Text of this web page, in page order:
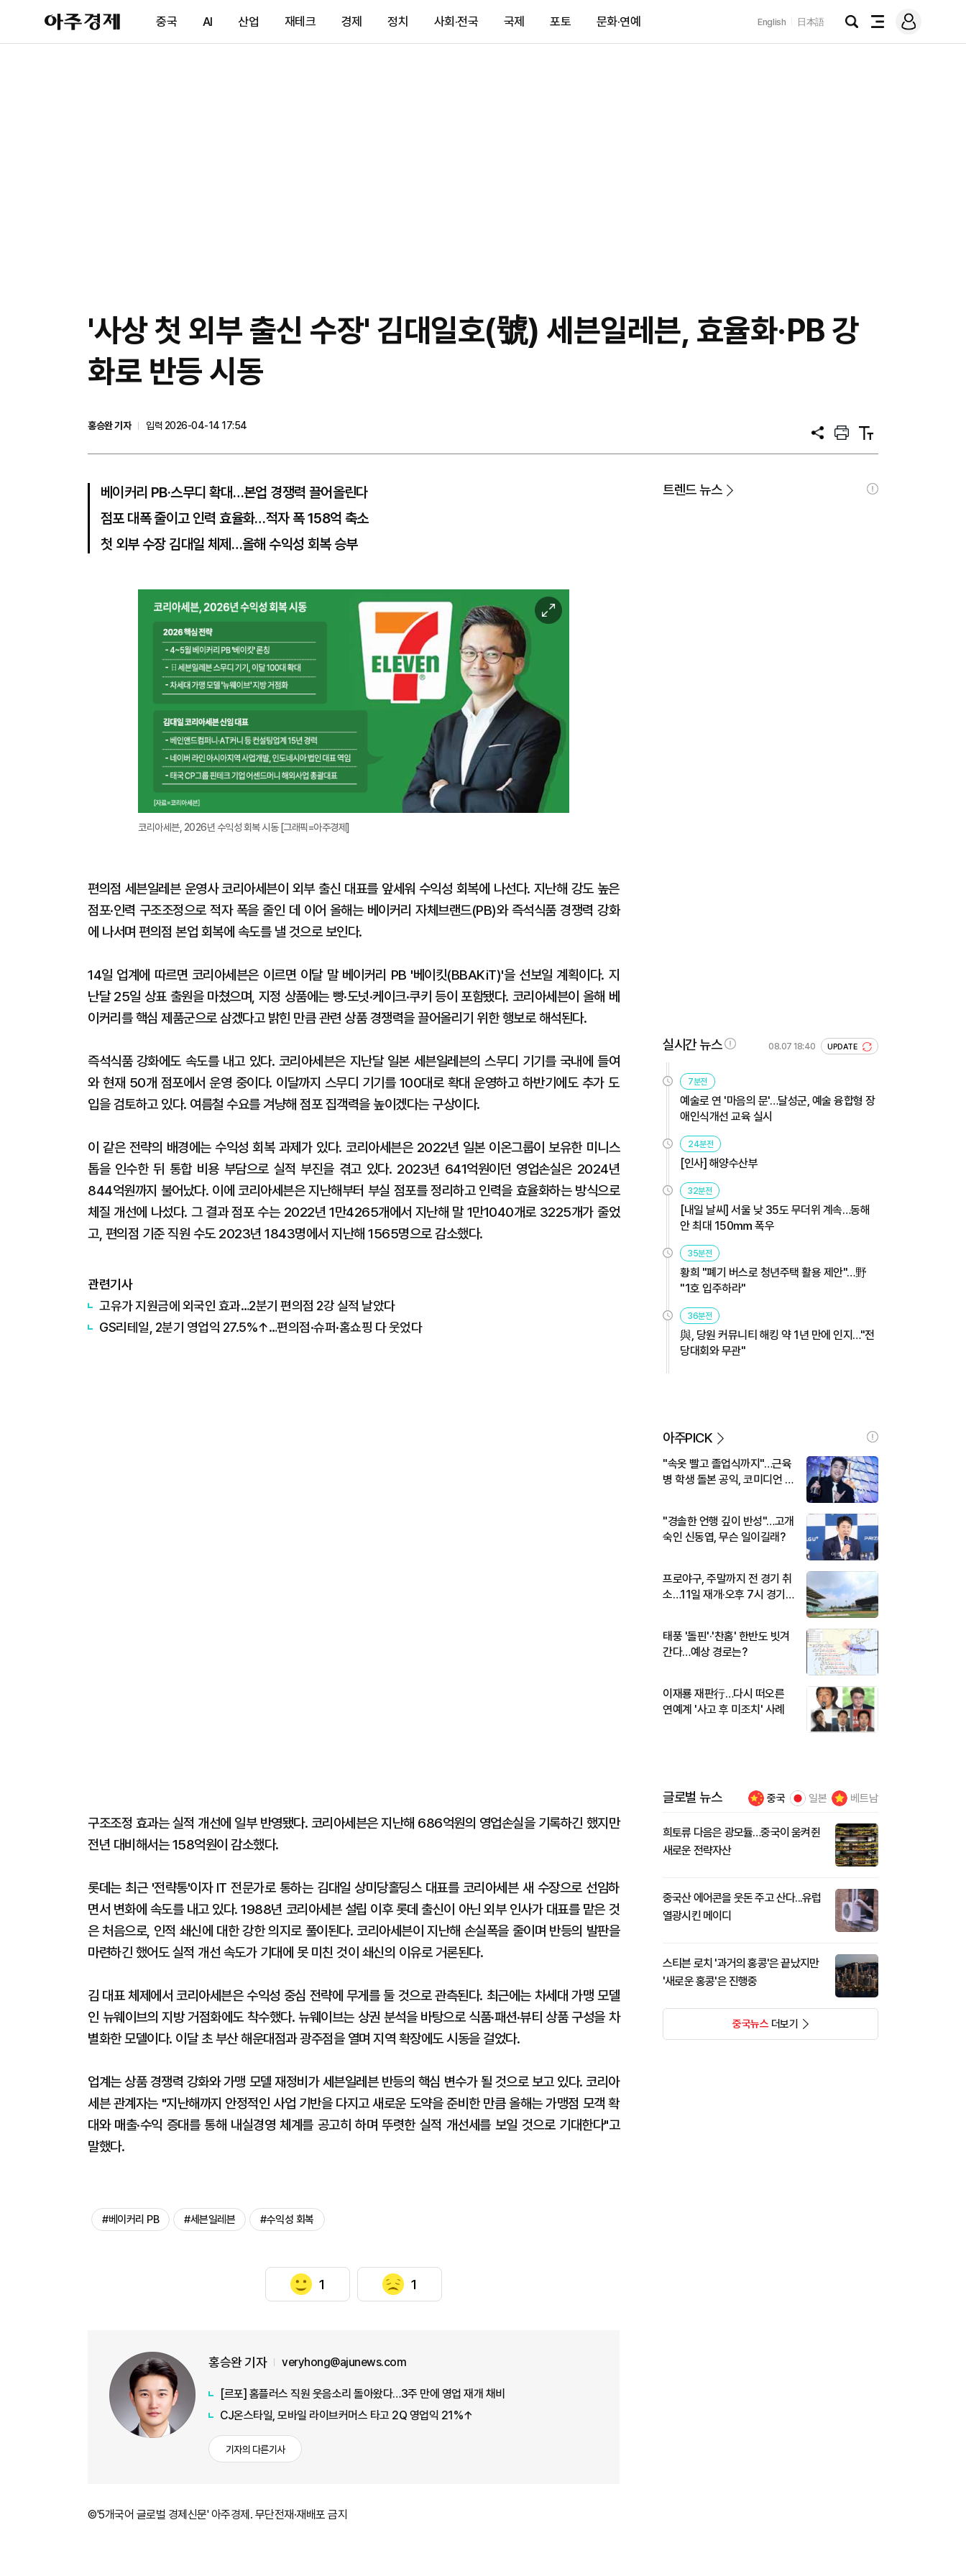
아
주
제
중국 AI 산업 재테크 경제 정치 사회·전국 국제 포토 문화·연예 English 日本語
검
전
메
그
'사상 첫 외부 출신 수장' 김대일호(號) 세븐일레븐, 효율화·PB 강
화로 반등 시동
홍승완 기자
입력 2026-04-14 17:54
공
프
트
텍
트
베이커리 PB·스무디 확대…본업 경쟁력 끌어올린다
점포 대폭 줄이고 인력 효율화…적자 폭 158억 축소
첫 외부 수장 김대일 체제…올해 수익성 회복 승부
이
미
코리아세븐, 2026년 수익성 회복 시동 [그래픽=아주경제]
편의점 세븐일레븐 운영사 코리아세븐이 외부 출신 대표를 앞세워 수익성 회복에 나선다. 지난해 강도 높은
점포·인력 구조조정으로 적자 폭을 줄인 데 이어 올해는 베이커리 자체브랜드(PB)와 즉석식품 경쟁력 강화
에 나서며 편의점 본업 회복에 속도를 낼 것으로 보인다.
14일 업계에 따르면 코리아세븐은 이르면 이달 말 베이커리 PB '베이킷(BBAKiT)'을 선보일 계획이다. 지
난달 25일 상표 출원을 마쳤으며, 지정 상품에는 빵·도넛·케이크·쿠키 등이 포함됐다. 코리아세븐이 올해 베
이커리를 핵심 제품군으로 삼겠다고 밝힌 만큼 관련 상품 경쟁력을 끌어올리기 위한 행보로 해석된다.
즉석식품 강화에도 속도를 내고 있다. 코리아세븐은 지난달 일본 세븐일레븐의 스무디 기기를 국내에 들여
와 현재 50개 점포에서 운영 중이다. 이달까지 스무디 기기를 100대로 확대 운영하고 하반기에도 추가 도
입을 검토하고 있다. 여름철 수요를 겨냥해 점포 집객력을 높이겠다는 구상이다.
이 같은 전략의 배경에는 수익성 회복 과제가 있다. 코리아세븐은 2022년 일본 이온그룹이 보유한 미니스
톱을 인수한 뒤 통합 비용 부담으로 실적 부진을 겪고 있다. 2023년 641억원이던 영업손실은 2024년
844억원까지 불어났다. 이에 코리아세븐은 지난해부터 부실 점포를 정리하고 인력을 효율화하는 방식으로
체질 개선에 나섰다. 그 결과 점포 수는 2022년 1만4265개에서 지난해 말 1만1040개로 3225개가 줄었
고, 편의점 기준 직원 수도 2023년 1843명에서 지난해 1565명으로 감소했다.
관련기사
고유가 지원금에 외국인 효과…2분기 편의점 2강 실적 날았다
GS리테일, 2분기 영업익 27.5%↑…편의점·슈퍼·홈쇼핑 다 웃었다
구조조정 효과는 실적 개선에 일부 반영됐다. 코리아세븐은 지난해 686억원의 영업손실을 기록하긴 했지만
전년 대비해서는 158억원이 감소했다.
롯데는 최근 '전략통'이자 IT 전문가로 통하는 김대일 상미당홀딩스 대표를 코리아세븐 새 수장으로 선임하
면서 변화에 속도를 내고 있다. 1988년 코리아세븐 설립 이후 롯데 출신이 아닌 외부 인사가 대표를 맡은 것
은 처음으로, 인적 쇄신에 대한 강한 의지로 풀이된다. 코리아세븐이 지난해 손실폭을 줄이며 반등의 발판을
마련하긴 했어도 실적 개선 속도가 기대에 못 미친 것이 쇄신의 이유로 거론된다.
김 대표 체제에서 코리아세븐은 수익성 중심 전략에 무게를 둘 것으로 관측된다. 최근에는 차세대 가맹 모델
인 뉴웨이브의 지방 거점화에도 착수했다. 뉴웨이브는 상권 분석을 바탕으로 식품·패션·뷰티 상품 구성을 차
별화한 모델이다. 이달 초 부산 해운대점과 광주점을 열며 지역 확장에도 시동을 걸었다.
업계는 상품 경쟁력 강화와 가맹 모델 재정비가 세븐일레븐 반등의 핵심 변수가 될 것으로 보고 있다. 코리아
세븐 관계자는 "지난해까지 안정적인 사업 기반을 다지고 새로운 도약을 준비한 만큼 올해는 가맹점 모객 확
대와 매출·수익 증대를 통해 내실경영 체계를 공고히 하며 뚜렷한 실적 개선세를 보일 것으로 기대한다"고
말했다.
#베이커리 PB #세븐일레븐 #수익성 회복
1 1
홍승완 기자 veryhong@ajunews.com
[르포] 홈플러스 직원 웃음소리 돌아왔다…3주 만에 영업 재개 채비
CJ온스타일, 모바일 라이브커머스 타고 2Q 영업익 21%↑
기자의 다른기사
©'5개국어 글로벌 경제신문' 아주경제. 무단전재·재배포 금지
트렌드 뉴스
실시간 뉴스 08.07 18:40 UPDATE
7분전
예술로 연 '마음의 문'…달성군, 예술 융합형 장
애인식개선 교육 실시
24분전
[인사] 해양수산부
32분전
[내일 날씨] 서울 낮 35도 무더위 계속…동해
안 최대 150㎜ 폭우
35분전
황희 "폐기 버스로 청년주택 활용 제안"…野
"1호 입주하라"
36분전
與, 당원 커뮤니티 해킹 약 1년 만에 인지…"전
당대회와 무관"
아주PICK
"속옷 빨고 졸업식까지"…근육
병 학생 돌본 공익, 코미디언 김
"경솔한 언행 깊이 반성"…고개
숙인 신동엽, 무슨 일이길래?
프로야구, 주말까지 전 경기 취
소…11일 재개·오후 7시 경기
태풍 '돌핀'·'찬홈' 한반도 빗겨
간다…예상 경로는?
이재룡 재판行…다시 떠오른
연예계 '사고 후 미조치' 사례
글로벌 뉴스 중국 일본 베트남
희토류 다음은 광모듈…중국이 움켜쥔
새로운 전략자산
중국산 에어콘을 웃돈 주고 산다...유럽
열광시킨 메이디
스티븐 로치 '과거의 홍콩'은 끝났지만
'새로운 홍콩'은 진행중
중국뉴스더보기